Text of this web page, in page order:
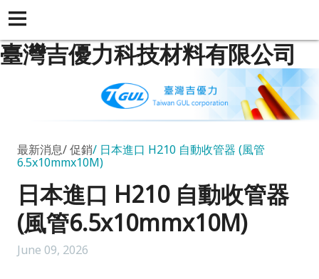
臺灣吉優力科技材料有限公司
最新消息 促銷 日本進口 H210 自動收管器 (風管
6.5x10mmx10M)
日本進口 H210 自動收管器
(風管6.5x10mmx10M)
June 09, 2026